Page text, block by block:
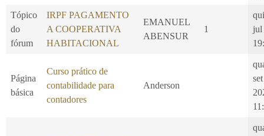
Tópico
do
fórum
IRPF PAGAMENTO
A COOPERATIVA
HABITACIONAL
EMANUEL
ABENSUR
1
jul
Página
básica
Curso prático de
contabilidade para
contadores
Anderson
set